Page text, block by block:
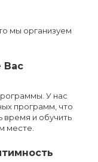
мы организуем
Вас
У нас
программ, что
время и обучить
месте.